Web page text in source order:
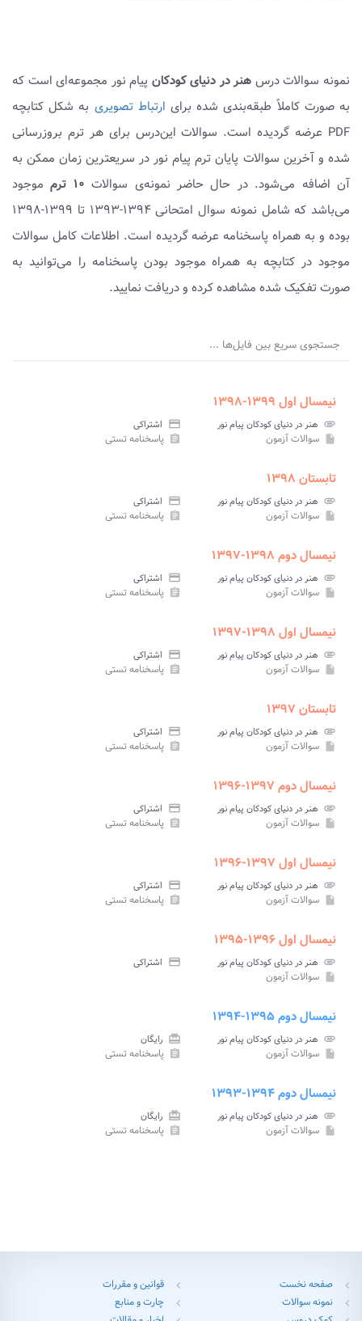
نمونه سوالات درس هنر در دنیای کودکان پیام نور مجموعه‌ای است که
به صورت کاملاً طبقه‌بندی شده برای ارتباط تصویری به شکل کتابچه
PDF عرضه گردیده است. سوالات این‌درس برای هر ترم بروزرسانی
شده و آخرین سوالات پایان ترم پیام نور در سریعترین زمان ممکن به
آن اضافه می‌شود. در حال حاضر نمونه‌ی سوالات ۱۰ ترم
موجود
می‌باشد که شامل نمونه سوال امتحانی ۱۳۹۴-۱۳۹۳ تا ۱۳۹۹-۱۳۹۸
بوده و به همراه پاسخنامه عرضه گردیده است. اطلاعات کامل سوالات
موجود در کتابچه به همراه موجود بودن پاسخنامه را می‌توانید به
صورت تفکیک شده مشاهده کرده و دریافت نمایید.
جستجوی سریع بین فایل‌ها ...
نیمسال اول ۱۳۹۹-۱۳۹۸
attachment هنر در دنیای کودکان پیام نور credit_card اشتراکی
insert_drive_file سوالات آزمون assignment پاسخنامه تستی
تابستان ۱۳۹۸
attachment هنر در دنیای کودکان پیام نور credit_card اشتراکی
insert_drive_file سوالات آزمون assignment پاسخنامه تستی
نیمسال دوم ۱۳۹۸-۱۳۹۷
attachment هنر در دنیای کودکان پیام نور credit_card اشتراکی
insert_drive_file سوالات آزمون assignment پاسخنامه تستی
نیمسال اول ۱۳۹۸-۱۳۹۷
attachment هنر در دنیای کودکان پیام نور credit_card اشتراکی
insert_drive_file سوالات آزمون assignment پاسخنامه تستی
تابستان ۱۳۹۷
attachment هنر در دنیای کودکان پیام نور credit_card اشتراکی
insert_drive_file سوالات آزمون assignment پاسخنامه تستی
نیمسال دوم ۱۳۹۷-۱۳۹۶
attachment هنر در دنیای کودکان پیام نور credit_card اشتراکی
insert_drive_file سوالات آزمون assignment پاسخنامه تستی
نیمسال اول ۱۳۹۷-۱۳۹۶
attachment هنر در دنیای کودکان پیام نور credit_card اشتراکی
insert_drive_file سوالات آزمون assignment پاسخنامه تستی
نیمسال اول ۱۳۹۶-۱۳۹۵
attachment هنر در دنیای کودکان پیام نور credit_card اشتراکی
insert_drive_file سوالات آزمون
نیمسال دوم ۱۳۹۵-۱۳۹۴
attachment هنر در دنیای کودکان پیام نور card_giftcard رایگان
insert_drive_file سوالات آزمون assignment پاسخنامه تستی
نیمسال دوم ۱۳۹۴-۱۳۹۳
attachment هنر در دنیای کودکان پیام نور card_giftcard رایگان
insert_drive_file سوالات آزمون assignment پاسخنامه تستی
chevron_left صفحه نخست chevron_left قوانین و مقررات
chevron_left نمونه سوالات chevron_left چارت و منابع